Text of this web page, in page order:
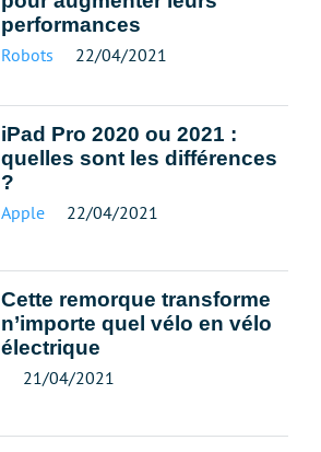
performances
Robots 22/04/2021
iPad Pro 2020 ou 2021 :
quelles sont les différences
?
Apple 22/04/2021
Cette remorque transforme
n’importe quel vélo en vélo
électrique
21/04/2021